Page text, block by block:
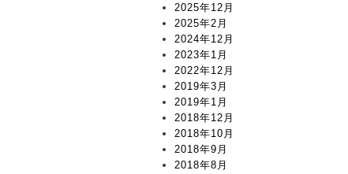
2025年12月
2025年2月
2024年12月
2023年1月
2022年12月
2019年3月
2019年1月
2018年12月
2018年10月
2018年9月
2018年8月